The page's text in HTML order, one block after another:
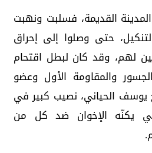
القديمة، فسلبت ونهبت
حتى وصلوا إلى إحراق
لهم، وقد كان لبطل اقتحام
والمقاومة الأول وعضو
الحياني، نصيب كبير في
يكنّه الإخوان ضد كل من